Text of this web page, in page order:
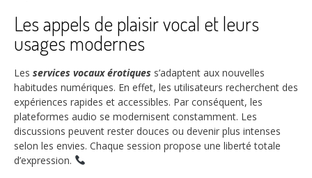
Les appels de plaisir vocal et leurs
usages modernes
Les services vocaux érotiques s’adaptent aux nouvelles
habitudes numériques. En effet, les utilisateurs recherchent des
expériences rapides et accessibles. Par conséquent, les
plateformes audio se modernisent constamment. Les
discussions peuvent rester douces ou devenir plus intenses
selon les envies. Chaque session propose une liberté totale
d’expression.